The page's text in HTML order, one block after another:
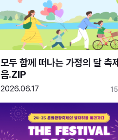
모두 함께 떠나는 가정의 달 축
음.ZIP
2026.06.17